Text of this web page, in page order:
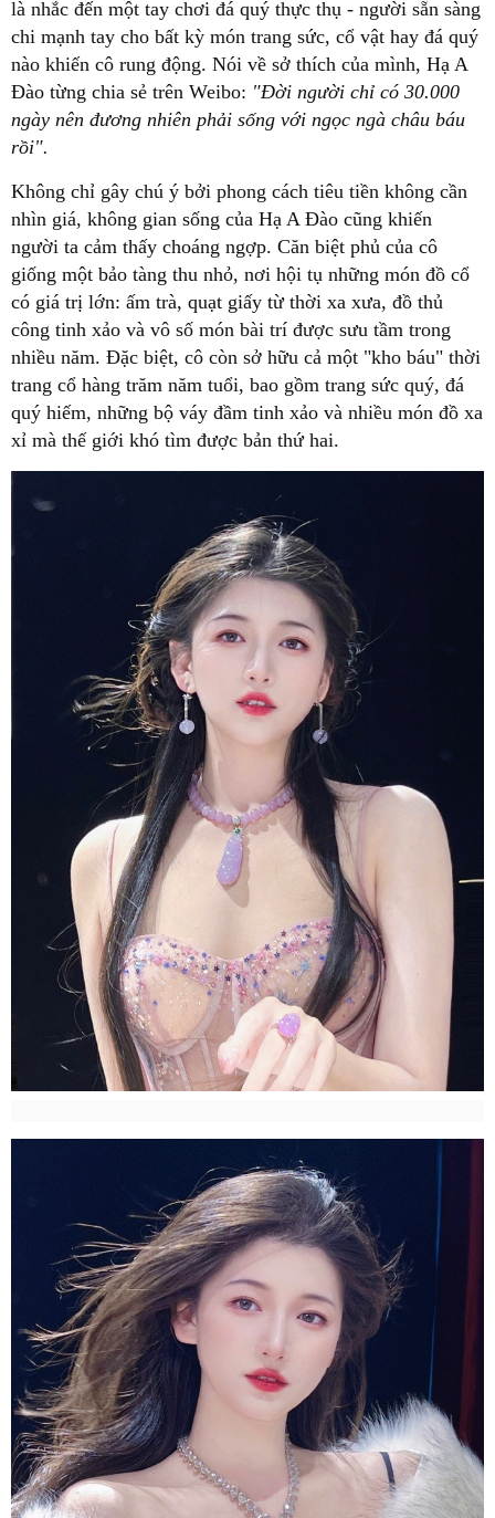
là nhắc đến một tay chơi đá quý thực thụ - người sẵn sàng
chi mạnh tay cho bất kỳ món trang sức, cổ vật hay đá quý
nào khiến cô rung động. Nói về sở thích của mình, Hạ A
Đào từng chia sẻ trên Weibo: "Đời người chỉ có 30.000
ngày nên đương nhiên phải sống với ngọc ngà châu báu
rồi".
Không chỉ gây chú ý bởi phong cách tiêu tiền không cần
nhìn giá, không gian sống của Hạ A Đào cũng khiến
người ta cảm thấy choáng ngợp. Căn biệt phủ của cô
giống một bảo tàng thu nhỏ, nơi hội tụ những món đồ cổ
có giá trị lớn: ấm trà, quạt giấy từ thời xa xưa, đồ thủ
công tinh xảo và vô số món bài trí được sưu tầm trong
nhiều năm. Đặc biệt, cô còn sở hữu cả một "kho báu" thời
trang cổ hàng trăm năm tuổi, bao gồm trang sức quý, đá
quý hiếm, những bộ váy đầm tinh xảo và nhiều món đồ xa
xỉ mà thế giới khó tìm được bản thứ hai.